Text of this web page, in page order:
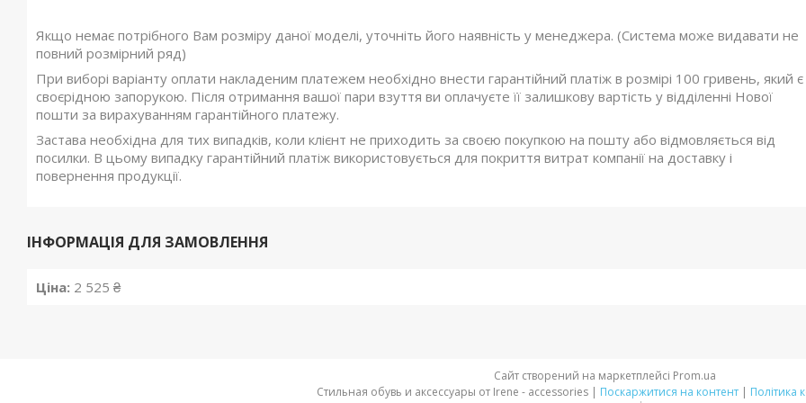
Якщо немає потрібного Вам розміру даної моделі, уточніть його наявність у менеджера. (Система може видавати не
повний розмірний ряд)
При виборі варіанту оплати накладеним платежем необхідно внести гарантійний платіж в розмірі 100 гривень, який є
своєрідною запорукою. Після отримання вашої пари взуття ви оплачуєте її залишкову вартість у відділенні Нової
пошти за вирахуванням гарантійного платежу.
Застава необхідна для тих випадків, коли клієнт не приходить за своєю покупкою на пошту або відмовляється від
посилки. В цьому випадку гарантійний платіж використовується для покриття витрат компанії на доставку і
повернення продукції.
ІНФОРМАЦІЯ ДЛЯ ЗАМОВЛЕННЯ
Ціна: 2 525 ₴
Сайт створений на маркетплейсі Prom.ua
Стильная обувь и аксессуары от Irene - accessories | Поскаржитися на контент | Політика